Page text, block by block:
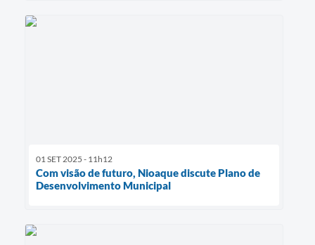
01 SET 2025 - 11h12
Com visão de futuro, Nioaque discute Plano de
Desenvolvimento Municipal